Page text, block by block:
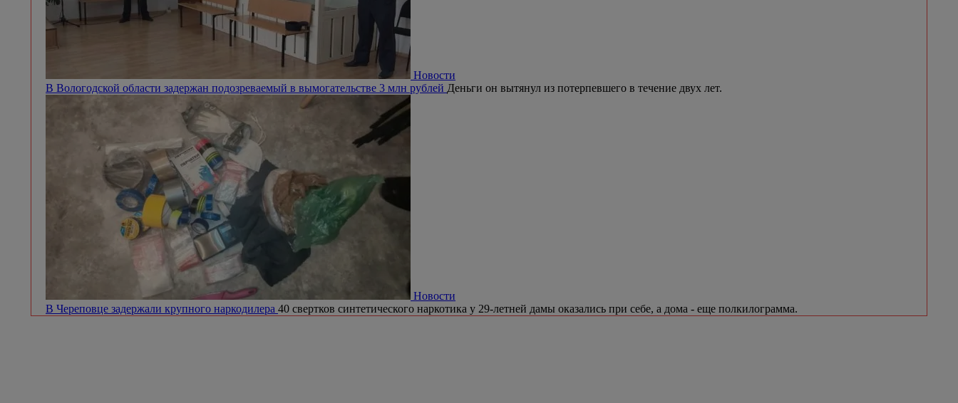
Новости
В Вологодской области задержан подозреваемый в вымогательстве 3 млн рублей Деньги он вытянул из потерпевшего в течение двух лет.
Новости
В Череповце задержали крупного наркодилера 40 свертков синтетического наркотика у 29-летней дамы оказались при себе, а дома - еще полкилограмма.